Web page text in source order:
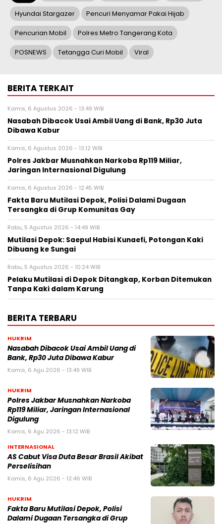
Hyundai Stargazer Pencuri Menyamar Pakai Hijab
Pencurian Mobil Polres Metro Tangerang Kota
POSNEWS Tetangga Curi Mobil Viral
BERITA TERKAIT
Kamis, 6 Agustus 2026 - 13:49 WIB
Nasabah Dibacok Usai Ambil Uang di Bank, Rp30 Juta
Dibawa Kabur
Kamis, 6 Agustus 2026 - 13:12 WIB
Polres Jakbar Musnahkan Narkoba Rp119 Miliar,
Jaringan Internasional Digulung
Kamis, 6 Agustus 2026 - 12:45 WIB
Fakta Baru Mutilasi Depok, Polisi Dalami Dugaan
Tersangka di Grup Komunitas Gay
Rabu, 5 Agustus 2026 - 14:49 WIB
Mutilasi Depok: Saepul Habisi Kunaefi, Potongan Kaki
Dibuang ke Sungai
Rabu, 5 Agustus 2026 - 10:24 WIB
Pelaku Mutilasi di Depok Ditangkap, Korban Ditemukan
Tanpa Kaki dalam Karung
BERITA TERBARU
HUKRIM
Nasabah Dibacok Usai Ambil Uang di
Bank, Rp30 Juta Dibawa Kabur
Kamis, 6 Agu 2026 - 13:49 WIB
HUKRIM
Polres Jakbar Musnahkan Narkoba
Rp119 Miliar, Jaringan Internasional
Digulung
Kamis, 6 Agu 2026 - 13:12 WIB
INTERNASIONAL
AS Cabut Visa Duta Besar Brasil Akibat
Perselisihan
Kamis, 6 Agu 2026 - 12:46 WIB
HUKRIM
Fakta Baru Mutilasi Depok, Polisi
Dalami Dugaan Tersangka di Grup